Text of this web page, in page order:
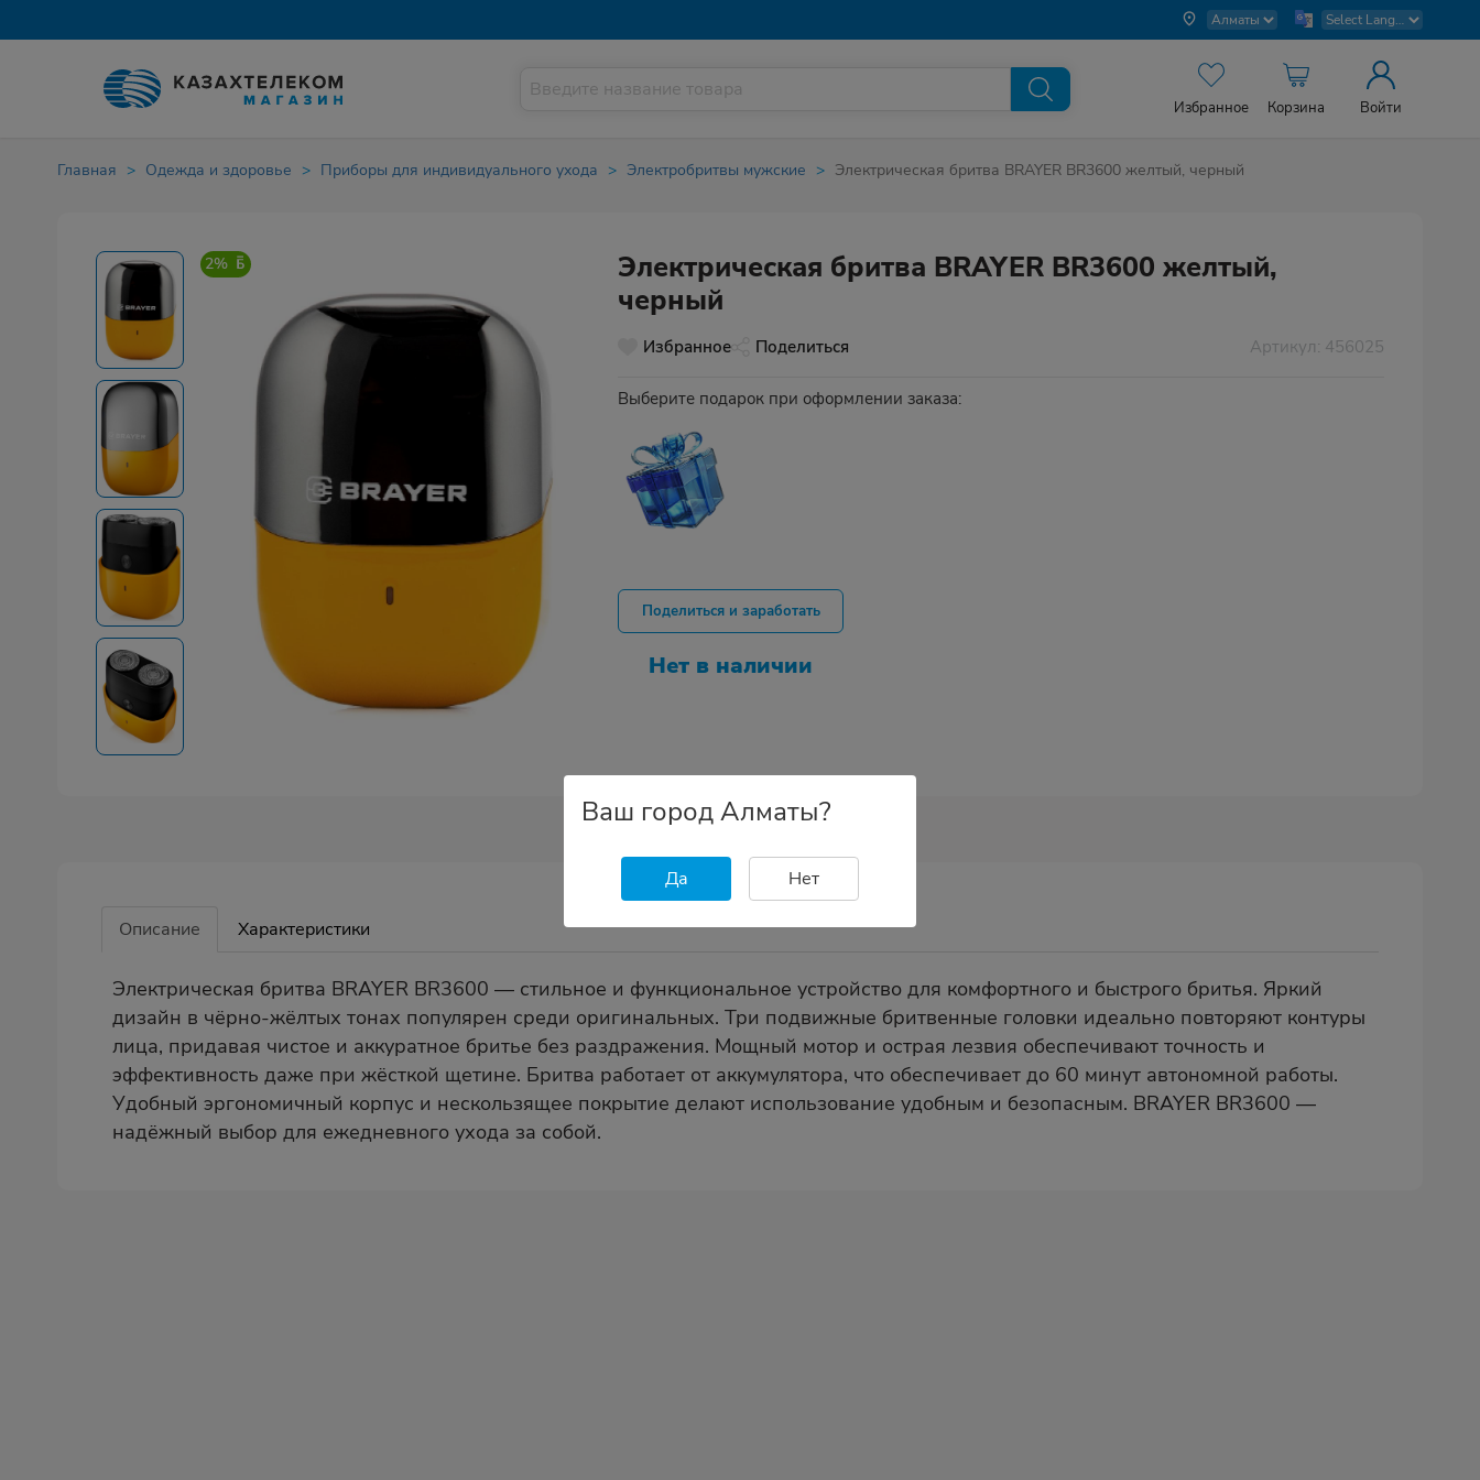
Избранное Корзина Войти
Главная Одежда и здоровье Приборы для индивидуального ухода Электробритвы мужские Электрическая бритва BRAYER BR3600 желтый, черный
2%
Электрическая бритва BRAYER BR3600 желтый,
черный
Избранное Поделиться Артикул: 456025
Выберите подарок при оформлении заказа:
Поделиться и заработать
Нет в наличии
Описание Характеристики
Электрическая бритва BRAYER BR3600 — стильное и функциональное устройство для комфортного и быстрого бритья. Яркий
дизайн в чёрно-жёлтых тонах популярен среди оригинальных. Три подвижные бритвенные головки идеально повторяют контуры
лица, придавая чистое и аккуратное бритье без раздражения. Мощный мотор и острая лезвия обеспечивают точность и
эффективность даже при жёсткой щетине. Бритва работает от аккумулятора, что обеспечивает до 60 минут автономной работы.
Удобный эргономичный корпус и нескользящее покрытие делают использование удобным и безопасным. BRAYER BR3600 —
надёжный выбор для ежедневного ухода за собой.
Ваш город Алматы?
Да Нет